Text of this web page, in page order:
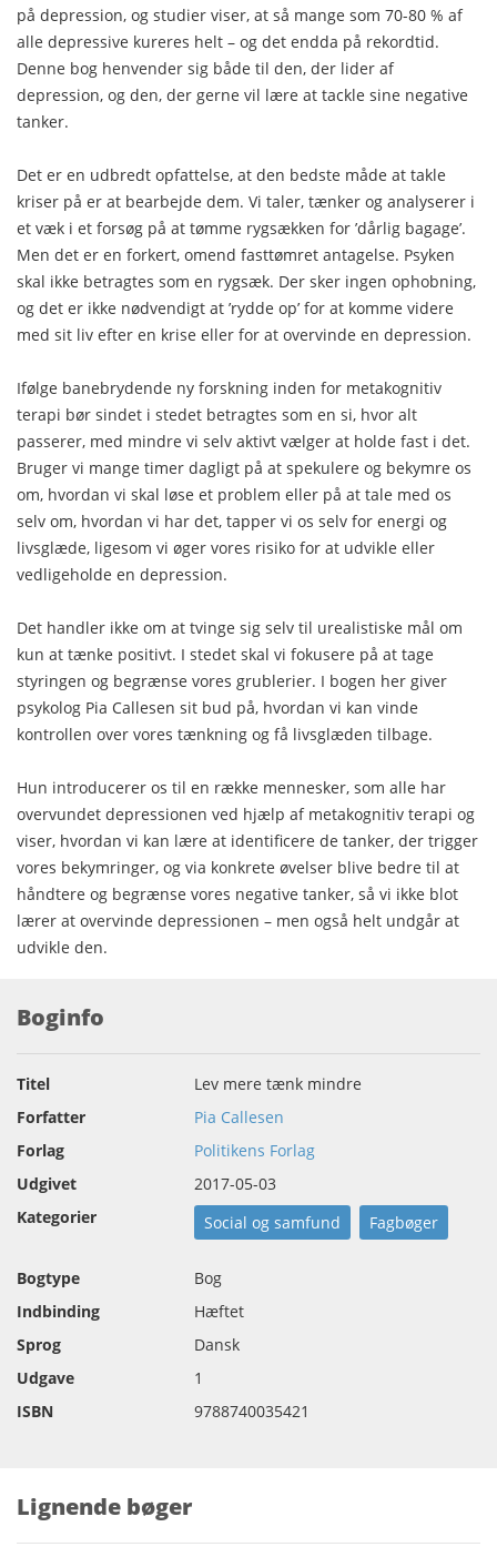
på depression, og studier viser, at så mange som 70-80 % af
alle depressive kureres helt – og det endda på rekordtid.
Denne bog henvender sig både til den, der lider af
depression, og den, der gerne vil lære at tackle sine negative
tanker.
Det er en udbredt opfattelse, at den bedste måde at takle
kriser på er at bearbejde dem. Vi taler, tænker og analyserer i
et væk i et forsøg på at tømme rygsækken for ’dårlig bagage’.
Men det er en forkert, omend fasttømret antagelse. Psyken
skal ikke betragtes som en rygsæk. Der sker ingen ophobning,
og det er ikke nødvendigt at ’rydde op’ for at komme videre
med sit liv efter en krise eller for at overvinde en depression.
Ifølge banebrydende ny forskning inden for metakognitiv
terapi bør sindet i stedet betragtes som en si, hvor alt
passerer, med mindre vi selv aktivt vælger at holde fast i det.
Bruger vi mange timer dagligt på at spekulere og bekymre os
om, hvordan vi skal løse et problem eller på at tale med os
selv om, hvordan vi har det, tapper vi os selv for energi og
livsglæde, ligesom vi øger vores risiko for at udvikle eller
vedligeholde en depression.
Det handler ikke om at tvinge sig selv til urealistiske mål om
kun at tænke positivt. I stedet skal vi fokusere på at tage
styringen og begrænse vores grublerier. I bogen her giver
psykolog Pia Callesen sit bud på, hvordan vi kan vinde
kontrollen over vores tænkning og få livsglæden tilbage.
Hun introducerer os til en række mennesker, som alle har
overvundet depressionen ved hjælp af metakognitiv terapi og
viser, hvordan vi kan lære at identificere de tanker, der trigger
vores bekymringer, og via konkrete øvelser blive bedre til at
håndtere og begrænse vores negative tanker, så vi ikke blot
lærer at overvinde depressionen – men også helt undgår at
udvikle den.
Boginfo
Titel
Lev mere tænk mindre
Forfatter
Pia Callesen
Forlag
Politikens Forlag
Udgivet
2017-05-03
Kategorier
Social og samfund Fagbøger
Bogtype
Bog
Indbinding
Hæftet
Sprog
Dansk
Udgave
1
ISBN
9788740035421
Lignende bøger